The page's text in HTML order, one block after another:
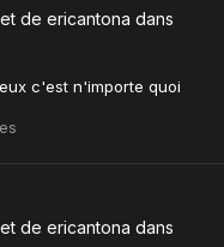
de ericantona dans
c'est n'importe quoi
de ericantona dans